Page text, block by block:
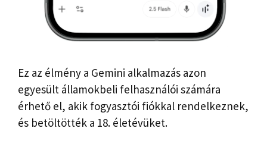
Ez az élmény a Gemini alkalmazás azon
egyesült államokbeli felhasználói számára
érhető el, akik fogyasztói fiókkal rendelkeznek,
és betöltötték a 18. életévüket.